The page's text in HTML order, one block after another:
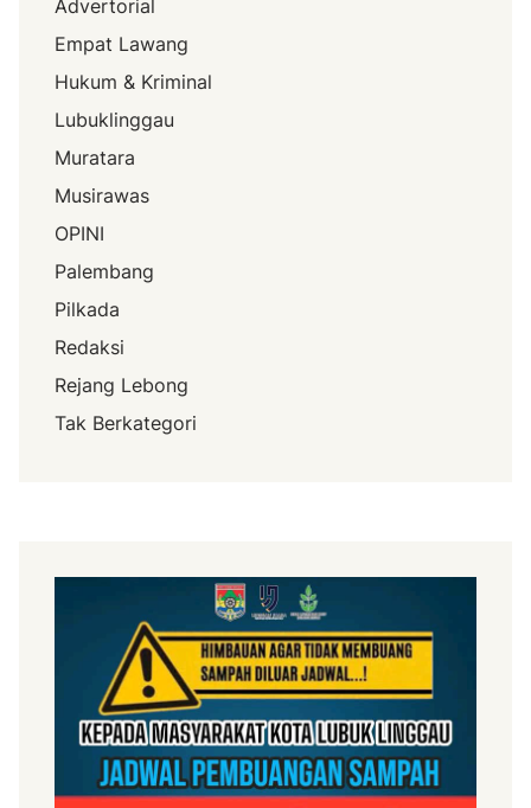
Advertorial
Empat Lawang
Hukum & Kriminal
Lubuklinggau
Muratara
Musirawas
OPINI
Palembang
Pilkada
Redaksi
Rejang Lebong
Tak Berkategori